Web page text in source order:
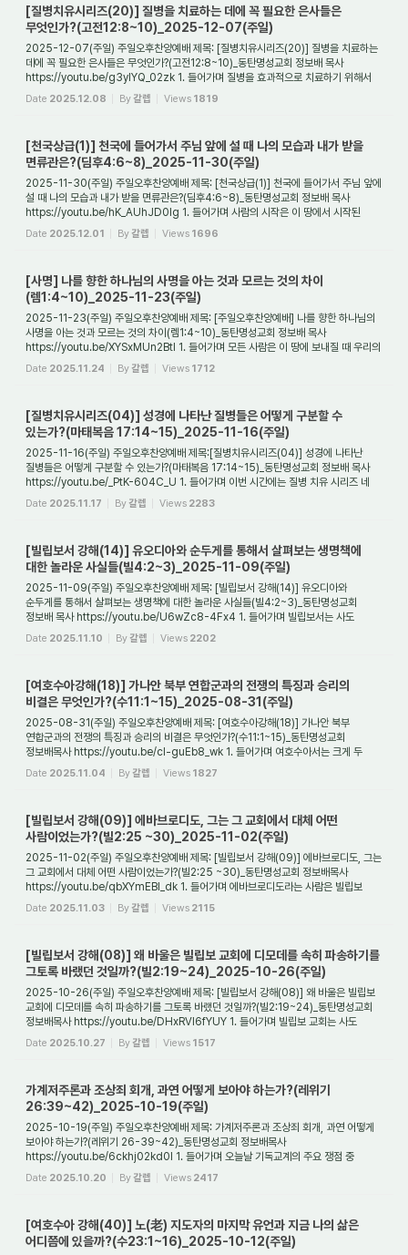
[질병치유시리즈(20)] 질병을 치료하는 데에 꼭 필요한 은사들은
무엇인가?(고전12:8~10)_2025-12-07(주일)
2025-12-07(주일) 주일오후찬양예배 제목: [질병치유시리즈(20)] 질병을 치료하는
데에 꼭 필요한 은사들은 무엇인가?(고전12:8~10)_동탄명성교회 정보배 목사
https://youtu.be/g3ylYQ_02zk 1. 들어가며 질병을 효과적으로 치료하기 위해서
반드시 필요한 영...
Date 2025.12.08 By갈렙 Views 1819
[천국상급(1)] 천국에 들어가서 주님 앞에 설 때 나의 모습과 내가 받을
면류관은?(딤후4:6~8)_2025-11-30(주일)
2025-11-30(주일) 주일오후찬양예배 제목: [천국상급(1)] 천국에 들어가서 주님 앞에
설 때 나의 모습과 내가 받을 면류관은?(딤후4:6~8)_동탄명성교회 정보배 목사
https://youtu.be/hK_AUhJD0lg 1. 들어가며 사람의 시작은 이 땅에서 시작된
것만은 아니다. ...
Date 2025.12.01 By갈렙 Views 1696
[사명] 나를 향한 하나님의 사명을 아는 것과 모르는 것의 차이
(렘1:4~10)_2025-11-23(주일)
2025-11-23(주일) 주일오후찬양예배 제목: [주일오후찬양예배] 나를 향한 하나님의
사명을 아는 것과 모르는 것의 차이(렘1:4~10)_동탄명성교회 정보배 목사
https://youtu.be/XYSxMUn2BtI 1. 들어가며 모든 사람은 이 땅에 보내질 때 우리의
영혼을 창조하신 ...
Date 2025.11.24 By갈렙 Views 1712
[질병치유시리즈(04)] 성경에 나타난 질병들은 어떻게 구분할 수
있는가?(마태복음 17:14~15)_2025-11-16(주일)
2025-11-16(주일) 주일오후찬양예배 제목:[질병치유시리즈(04)] 성경에 나타난
질병들은 어떻게 구분할 수 있는가?(마태복음 17:14~15)_동탄명성교회 정보배 목사
https://youtu.be/_PtK-604C_U 1. 들어가며 이번 시간에는 질병 치유 시리즈 네
번째 시간으로...
Date 2025.11.17 By갈렙 Views 2283
[빌립보서 강해(14)] 유오디아와 순두게를 통해서 살펴보는 생명책에
대한 놀라운 사실들(빌4:2~3)_2025-11-09(주일)
2025-11-09(주일) 주일오후찬양예배 제목: [빌립보서 강해(14)] 유오디아와
순두게를 통해서 살펴보는 생명책에 대한 놀라운 사실들(빌4:2~3)_동탄명성교회
정보배 목사 https://youtu.be/U6wZc8-4Fx4 1. 들어가며 빌립보서는 사도
바울이 로마 감옥에서 기록...
Date 2025.11.10 By갈렙 Views 2202
[여호수아강해(18)] 가나안 북부 연합군과의 전쟁의 특징과 승리의
비결은 무엇인가?(수11:1~15)_2025-08-31(주일)
2025-08-31(주일) 주일오후찬양예배 제목: [여호수아강해(18)] 가나안 북부
연합군과의 전쟁의 특징과 승리의 비결은 무엇인가?(수11:1~15)_동탄명성교회
정보배목사 https://youtu.be/cI-guEb8_wk 1. 들어가며 여호수아서는 크게 두
부분으로 나뉜다. 1장부터...
Date 2025.11.04 By갈렙 Views 1827
[빌립보서 강해(09)] 에바브로디도, 그는 그 교회에서 대체 어떤
사람이었는가?(빌2:25 ~30)_2025-11-02(주일)
2025-11-02(주일) 주일오후찬양예배 제목: [빌립보서 강해(09)] 에바브로디도, 그는
그 교회에서 대체 어떤 사람이었는가?(빌2:25 ~30)_동탄명성교회 정보배목사
https://youtu.be/qbXYmEBl_dk 1. 들어가며 에바브로디도라는 사람은 빌립보
교회에서 바울이 감...
Date 2025.11.03 By갈렙 Views 2115
[빌립보서 강해(08)] 왜 바울은 빌립보 교회에 디모데를 속히 파송하기를
그토록 바랬던 것일까?(빌2:19~24)_2025-10-26(주일)
2025-10-26(주일) 주일오후찬양예배 제목: [빌립보서 강해(08)] 왜 바울은 빌립보
교회에 디모데를 속히 파송하기를 그토록 바랬던 것일까?(빌2:19~24)_동탄명성교회
정보배목사 https://youtu.be/DHxRVl6fYUY 1. 들어가며 빌립보 교회는 사도
바울에게 특별한...
Date 2025.10.27 By갈렙 Views 1517
가계저주론과 조상죄 회개, 과연 어떻게 보아야 하는가?(레위기
26:39~42)_2025-10-19(주일)
2025-10-19(주일) 주일오후찬양예배 제목: 가계저주론과 조상죄 회개, 과연 어떻게
보아야 하는가?(레위기 26-39~42)_동탄명성교회 정보배목사
https://youtu.be/6ckhj02kd0I 1. 들어가며 오늘날 기독교계의 주요 쟁점 중
하나는 ‘조상 죄 회개’에 대한 것이다...
Date 2025.10.20 By갈렙 Views 2417
[여호수아 강해(40)] 노(老) 지도자의 마지막 유언과 지금 나의 삶은
어디쯤에 있을까?(수23:1~16)_2025-10-12(주일)